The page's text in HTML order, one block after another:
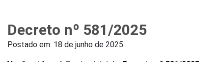
Decreto nº 581/2025
Postado em: 18 de junho de 2025